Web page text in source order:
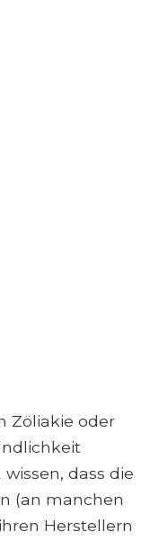
Zöliakie oder
dass die
(an manchen
Herstellern